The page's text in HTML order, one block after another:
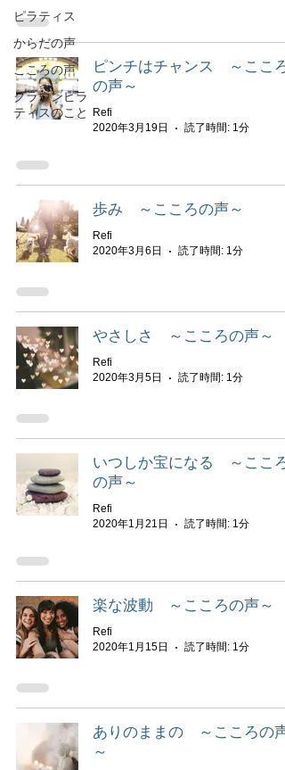
ピラティス
からだの声
こころの声
クラウンピラ
ティスのこと
ピンチはチャンス ～こころ
の声～
Refi
2020年3月19日
読了時間: 1分
歩み ～こころの声～
Refi
2020年3月6日
読了時間: 1分
やさしさ ～こころの声～
Refi
2020年3月5日
読了時間: 1分
いつしか宝になる ～こころ
の声～
Refi
2020年1月21日
読了時間: 1分
楽な波動 ～こころの声～
Refi
2020年1月15日
読了時間: 1分
ありのままの ～こころの声
～